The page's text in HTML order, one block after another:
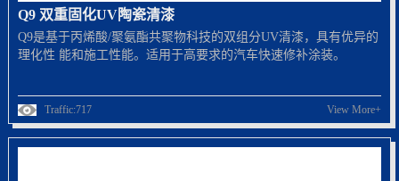
Q9 双重固化UV陶瓷清漆
Q9是基于丙烯酸/聚氨酯共聚物科技的双组分UV清漆，具有优异的
理化性 能和施工性能。适用于高要求的汽车快速修补涂装。
View More+
Traffic:717